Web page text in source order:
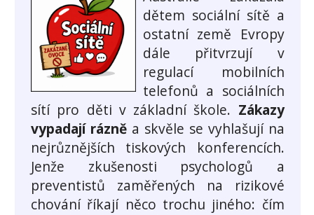
dětem sociální sítě a
ostatní země Evropy
dále přitvrzují v
regulací mobilních
telefonů a sociálních
sítí pro děti v základní škole. Zákazy
vypadají rázněa skvěle se vyhlašují na
nejrůznějších tiskových konferencích.
Jenže zkušenosti psychologů a
preventistů zaměřených na rizikové
chování říkají něco trochu jiného: čím